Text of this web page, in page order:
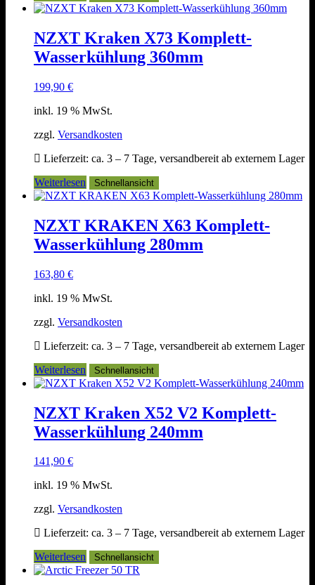
NZXT Kraken X73 Komplett-
Wasserkühlung 360mm
199,90 €
inkl. 19 % MwSt.
zzgl. Versandkosten
Lieferzeit: ca. 3 – 7 Tage, versandbereit ab externem Lager
Weiterlesen
Schnellansicht
NZXT KRAKEN X63 Komplett-
Wasserkühlung 280mm
163,80 €
inkl. 19 % MwSt.
zzgl. Versandkosten
Lieferzeit: ca. 3 – 7 Tage, versandbereit ab externem Lager
Weiterlesen
Schnellansicht
NZXT Kraken X52 V2 Komplett-
Wasserkühlung 240mm
141,90 €
inkl. 19 % MwSt.
zzgl. Versandkosten
Lieferzeit: ca. 3 – 7 Tage, versandbereit ab externem Lager
Weiterlesen
Schnellansicht